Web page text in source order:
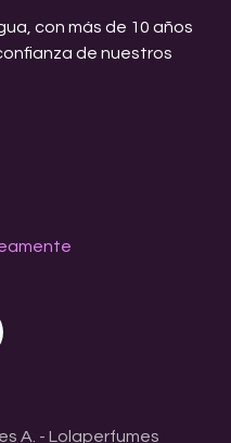
con más de 10 años
de nuestros
A. - Lolaperfumes